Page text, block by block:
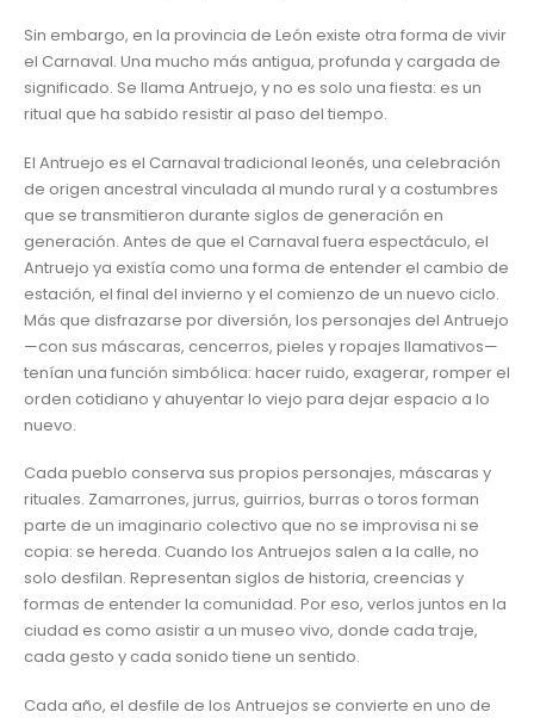
Sin embargo, en la provincia de León existe otra forma de vivir
el Carnaval. Una mucho más antigua, profunda y cargada de
significado. Se llama Antruejo, y no es solo una fiesta: es un
ritual que ha sabido resistir al paso del tiempo.
El Antruejo es el Carnaval tradicional leonés, una celebración
de origen ancestral vinculada al mundo rural y a costumbres
que se transmitieron durante siglos de generación en
generación. Antes de que el Carnaval fuera espectáculo, el
Antruejo ya existía como una forma de entender el cambio de
estación, el final del invierno y el comienzo de un nuevo ciclo.
Más que disfrazarse por diversión, los personajes del Antruejo
—con sus máscaras, cencerros, pieles y ropajes llamativos—
tenían una función simbólica: hacer ruido, exagerar, romper el
orden cotidiano y ahuyentar lo viejo para dejar espacio a lo
nuevo.
Cada pueblo conserva sus propios personajes, máscaras y
rituales. Zamarrones, jurrus, guirrios, burras o toros forman
parte de un imaginario colectivo que no se improvisa ni se
copia: se hereda. Cuando los Antruejos salen a la calle, no
solo desfilan. Representan siglos de historia, creencias y
formas de entender la comunidad. Por eso, verlos juntos en la
ciudad es como asistir a un museo vivo, donde cada traje,
cada gesto y cada sonido tiene un sentido.
Cada año, el desfile de los Antruejos se convierte en uno de